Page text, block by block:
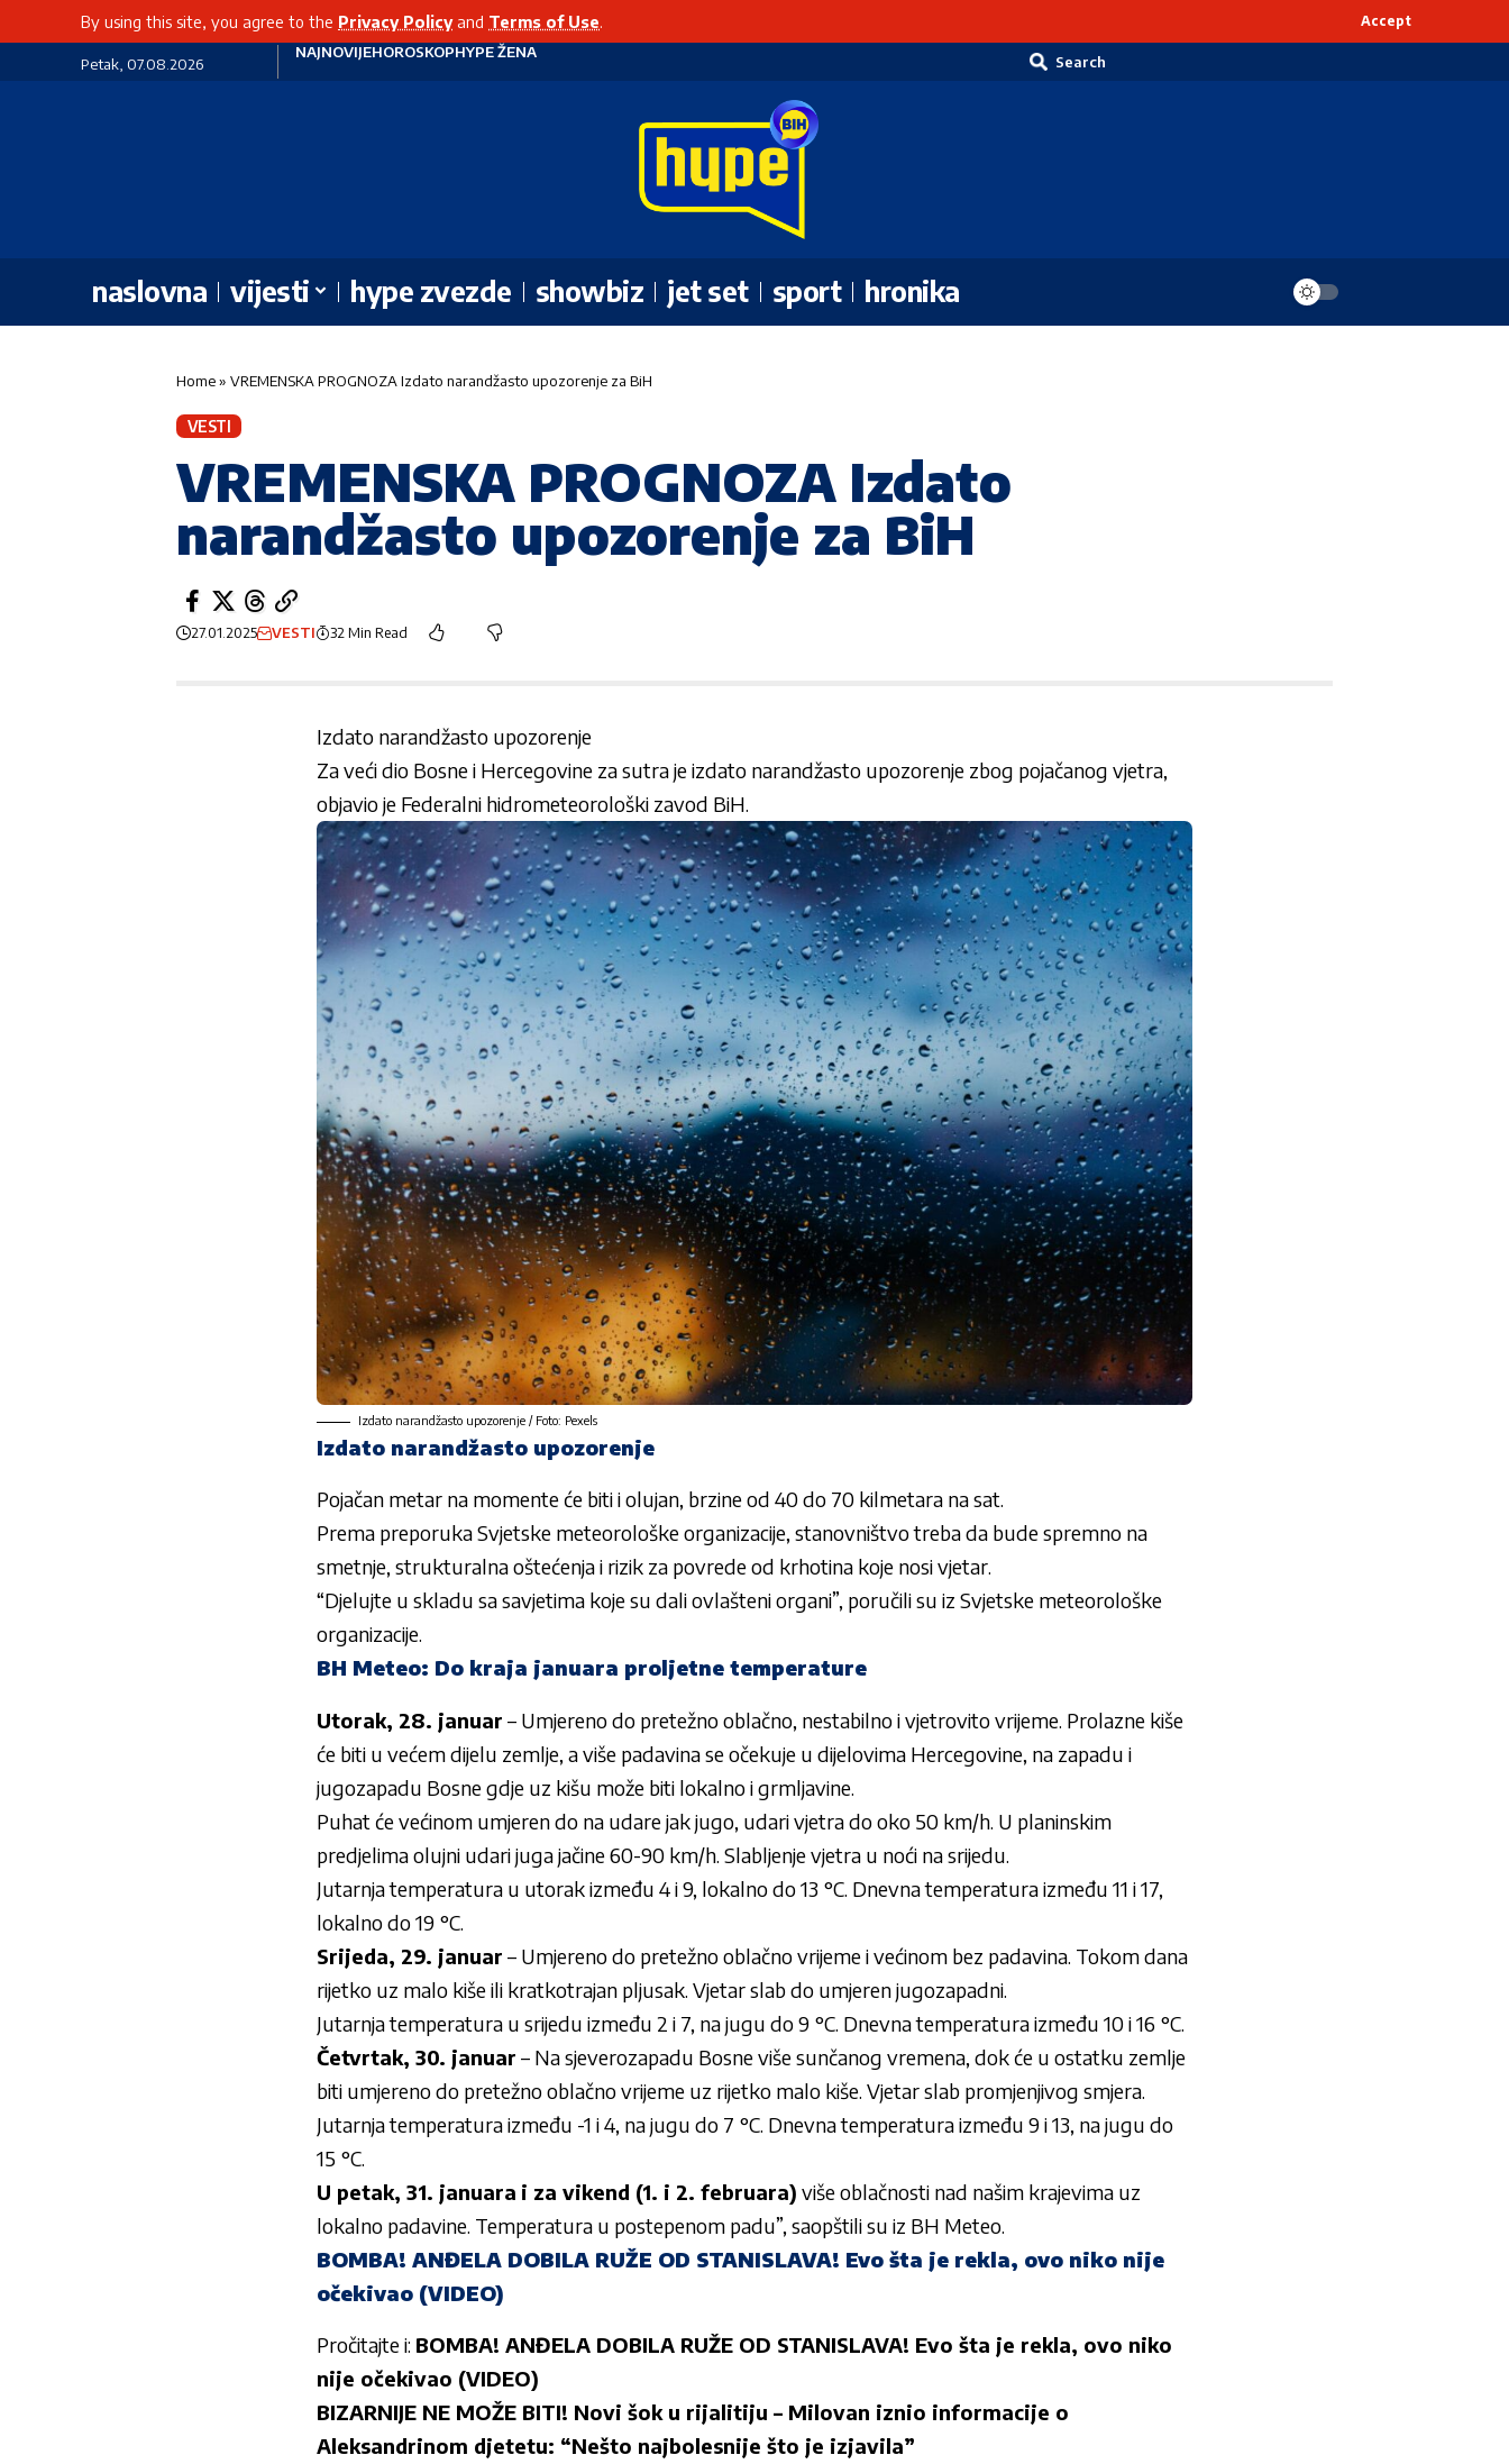
By using this site, you agree to the Privacy Policyand Terms of Use. Accept
Petak, 07.08.2026
NAJNOVIJEHOROSKOPHYPE ŽENA
Search
naslovna vijesti hype zvezde showbiz jet set sport hronika
Home» VREMENSKA PROGNOZA Izdato narandžasto upozorenje za BiH
VESTI
VREMENSKA PROGNOZA Izdato
narandžasto upozorenje za BiH
27.01.2025 VESTI 32 Min Read
Izdato narandžasto upozorenje
Za veći dio Bosne i Hercegovine za sutra je izdato narandžasto upozorenje zbog pojačanog vjetra,
objavio je Federalni hidrometeorološki zavod BiH.
Izdato narandžasto upozorenje / Foto: Pexels
Izdato narandžasto upozorenje
Pojačan metar na momente će biti i olujan, brzine od 40 do 70 kilmetara na sat.
Prema preporuka Svjetske meteorološke organizacije, stanovništvo treba da bude spremno na
smetnje, strukturalna oštećenja i rizik za povrede od krhotina koje nosi vjetar.
“Djelujte u skladu sa savjetima koje su dali ovlašteni organi”, poručili su iz Svjetske meteorološke
organizacije.
BH Meteo: Do kraja januara proljetne temperature
Utorak, 28. januar – Umjereno do pretežno oblačno, nestabilno i vjetrovito vrijeme. Prolazne kiše
će biti u većem dijelu zemlje, a više padavina se očekuje u dijelovima Hercegovine, na zapadu i
jugozapadu Bosne gdje uz kišu može biti lokalno i grmljavine.
Puhat će većinom umjeren do na udare jak jugo, udari vjetra do oko 50 km/h. U planinskim
predjelima olujni udari juga jačine 60-90 km/h. Slabljenje vjetra u noći na srijedu.
Jutarnja temperatura u utorak između 4 i 9, lokalno do 13 °C. Dnevna temperatura između 11 i 17,
lokalno do 19 °C.
Srijeda, 29. januar – Umjereno do pretežno oblačno vrijeme i većinom bez padavina. Tokom dana
rijetko uz malo kiše ili kratkotrajan pljusak. Vjetar slab do umjeren jugozapadni.
Jutarnja temperatura u srijedu između 2 i 7, na jugu do 9 °C. Dnevna temperatura između 10 i 16 °C.
Četvrtak, 30. januar – Na sjeverozapadu Bosne više sunčanog vremena, dok će u ostatku zemlje
biti umjereno do pretežno oblačno vrijeme uz rijetko malo kiše. Vjetar slab promjenjivog smjera.
Jutarnja temperatura između -1 i 4, na jugu do 7 °C. Dnevna temperatura između 9 i 13, na jugu do
15 °C.
U petak, 31. januara i za vikend (1. i 2. februara) više oblačnosti nad našim krajevima uz
lokalno padavine. Temperatura u postepenom padu”, saopštili su iz BH Meteo.
BOMBA! ANĐELA DOBILA RUŽE OD STANISLAVA! Evo šta je rekla, ovo niko nije
očekivao (VIDEO)
Pročitajte i: BOMBA! ANĐELA DOBILA RUŽE OD STANISLAVA! Evo šta je rekla, ovo niko
nije očekivao (VIDEO)
BIZARNIJE NE MOŽE BITI! Novi šok u rijalitiju – Milovan iznio informacije o
Aleksandrinom djetetu: “Nešto najbolesnije što je izjavila”